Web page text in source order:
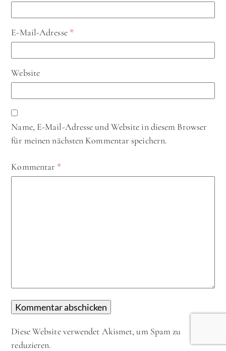
E-Mail-Adresse *
Website
Name, E-Mail-Adresse und Website in diesem Browser
für meinen nächsten Kommentar speichern.
Kommentar *
Diese Website verwendet Akismet, um Spam zu
reduzieren.